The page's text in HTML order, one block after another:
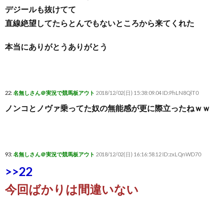
デジールも抜けてて
直線絶望してたらとんでもないところから来てくれた
本当にありがとうありがとう
22: 名無しさん＠実況で競馬板アウト 2018/12/02(日) 15:38:09.04 ID:PhLN8QlT0
ノンコとノヴァ乗ってた奴の無能感が更に際立ったねｗｗ
93: 名無しさん＠実況で競馬板アウト 2018/12/02(日) 16:16:58.12 ID:zxLQnWD70
>>22
今回ばかりは間違いない